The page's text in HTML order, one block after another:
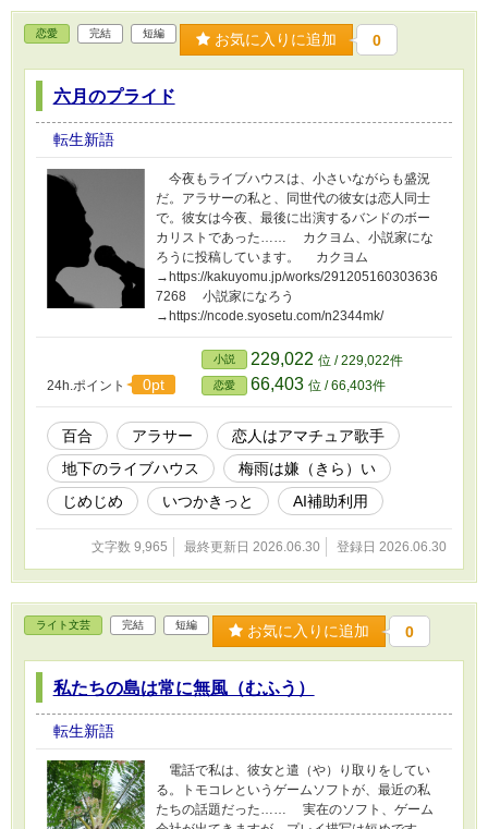
恋愛 完結 短編 お気に入りに追加 0
六月のプライド
転生新語
今夜もライブハウスは、小さいながらも盛況
だ。アラサーの私と、同世代の彼女は恋人同士
で。彼女は今夜、最後に出演するバンドのボー
カリストであった…… カクヨム、小説家にな
ろうに投稿しています。 カクヨム
→https://kakuyomu.jp/works/291205160303636
7268 小説家になろう
→https://ncode.syosetu.com/n2344mk/
24h.ポイント 0pt
小説 229,022 位 / 229,022件
恋愛 66,403 位 / 66,403件
百合 アラサー
恋人はアマチュア歌手
地下のライブハウス
梅雨は嫌（きら）い
じめじめ
いつかきっと AI補助利用
文字数 9,965 最終更新日 2026.06.30 登録日 2026.06.30
ライト文芸 完結 短編 お気に入りに追加 0
私たちの島は常に無風（むふう）
転生新語
電話で私は、彼女と遣（や）り取りをしてい
る。トモコレというゲームソフトが、最近の私
たちの話題だった…… 実在のソフト、ゲーム